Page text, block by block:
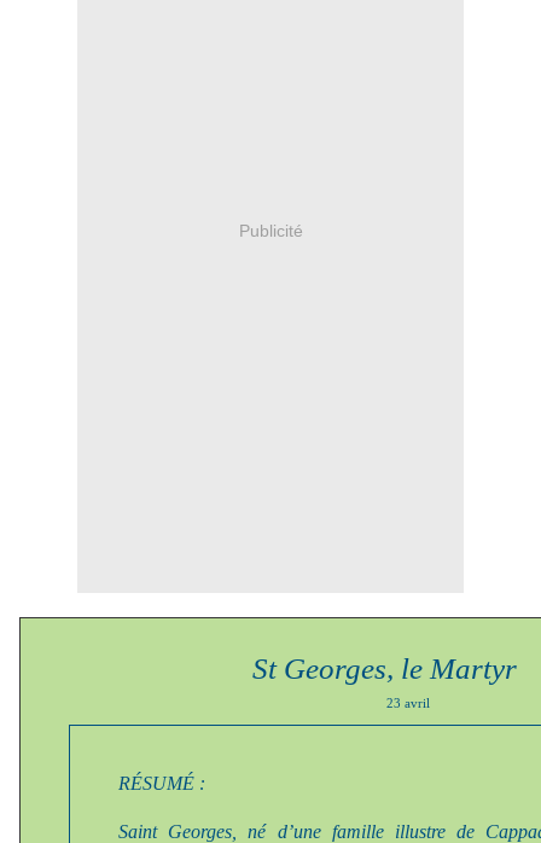
Publicité
St Georges, le Martyr
23 avril
RÉSUMÉ :
Saint Georges, né d’une famille illustre de